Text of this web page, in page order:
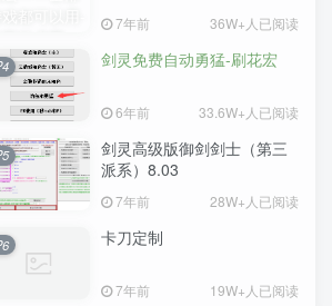
7年前 36W+人已阅读
剑灵免费自动勇猛-刷花宏
6年前 33.6W+人已阅读
剑灵高级版御剑剑士（第三
派系）8.03
7年前 28W+人已阅读
卡刀定制
7年前 19W+人已阅读
7年前 36W+人已阅读
剑灵免费自动勇猛-刷花宏
6年前 33.6W+人已阅读
剑灵高级版御剑剑士（第三
派系）8.03
7年前 28W+人已阅读
卡刀定制
7年前 19W+人已阅读